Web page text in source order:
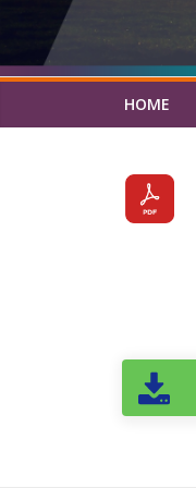
HOME